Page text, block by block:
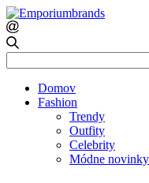
for:
Domov
Fashion
Trendy
Outfity
Celebrity
Módne novinky